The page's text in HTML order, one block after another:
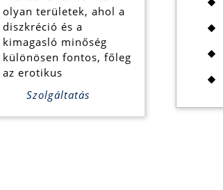
olyan területek, ahol a
diszkréció és a
kimagasló minőség
különösen fontos, főleg
az erotikus
Szolgáltatás